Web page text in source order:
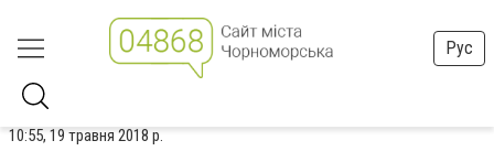
Рус
10:55, 19 травня 2018 р.